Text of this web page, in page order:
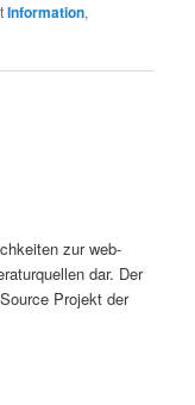
Information,
zur web-
dar. Der
Projekt der